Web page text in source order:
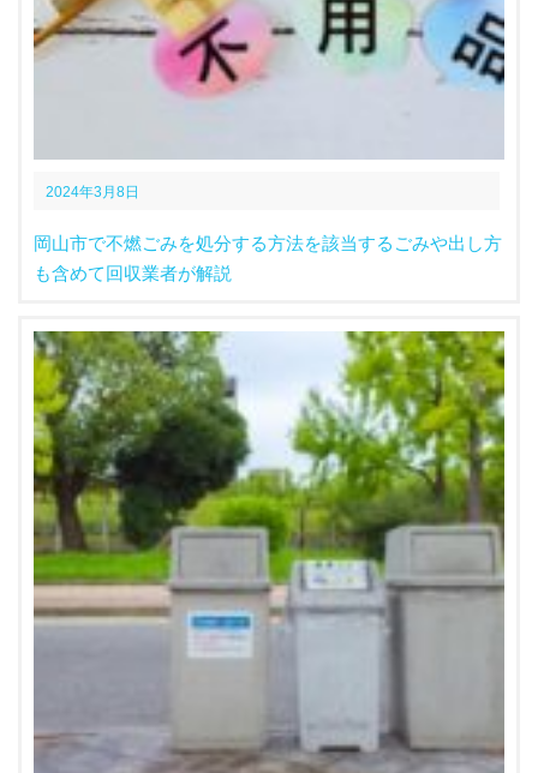
2024年3月8日
岡山市で不燃ごみを処分する方法を該当するごみや出し方
も含めて回収業者が解説